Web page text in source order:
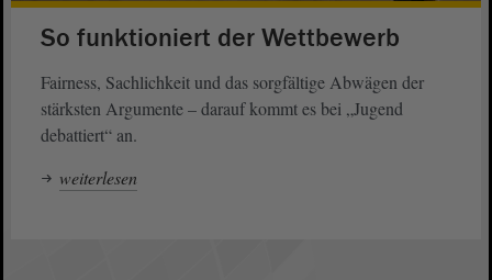
So funktioniert der Wettbewerb
Fairness, Sachlichkeit und das sorgfältige Abwägen der
stärksten Argumente – darauf kommt es bei „Jugend
debattiert“ an.
weiterlesen